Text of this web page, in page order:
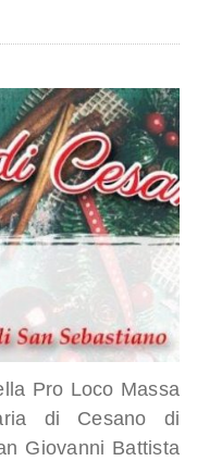
Pro Loco Massa
di Cesano di
Giovanni Battista